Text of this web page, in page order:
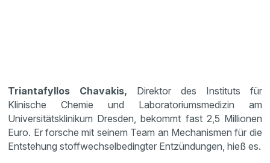
Triantafyllos Chavakis, Direktor des Instituts für
Klinische Chemie und Laboratoriumsmedizin am
Universitätsklinikum Dresden, bekommt fast 2,5 Millionen
Euro. Er forsche mit seinem Team an Mechanismen für die
Entstehung stoffwechselbedingter Entzündungen, hieß es.